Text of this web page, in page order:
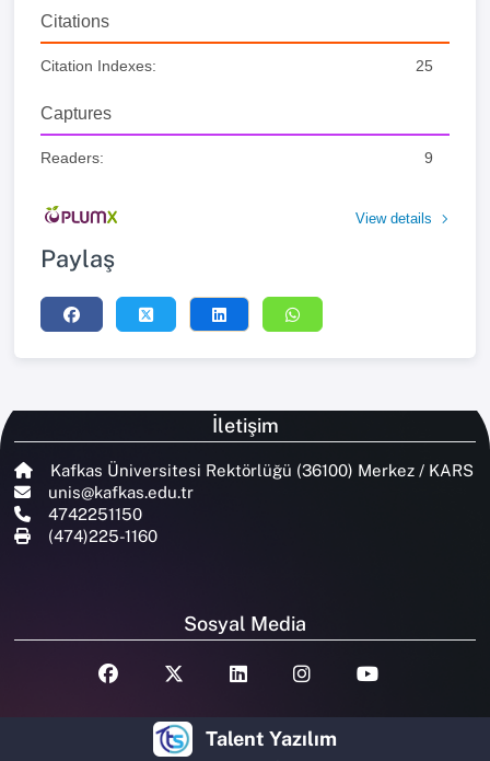
Citations
Citation Indexes: 25
Captures
Readers: 9
View details
Paylaş
İletişim
Kafkas Üniversitesi Rektörlüğü (36100) Merkez / KARS
unis@kafkas.edu.tr
4742251150
(474)225-1160
Sosyal Media
Talent Yazılım